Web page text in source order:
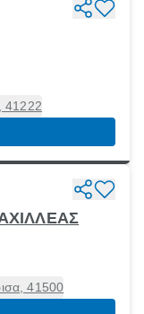
41222
41500